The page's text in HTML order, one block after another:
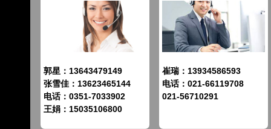
郭星：13643479149
张雪佳：13623465144
电话：0351-7033902
王娟：15035106800
崔瑞：13934586593
电话：021-66119708
021-56710291